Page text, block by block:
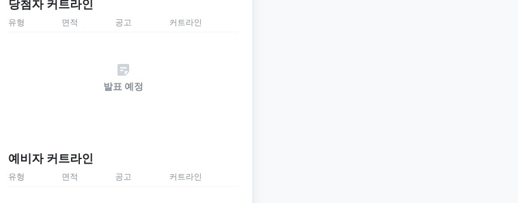
당첨자 커트라인
유형 면적 공고 커트라인
발표 예정
예비자 커트라인
유형 면적 공고 커트라인